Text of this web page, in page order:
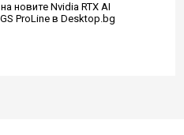
новите Nvidia RTX AI
ProLine в Desktop.bg